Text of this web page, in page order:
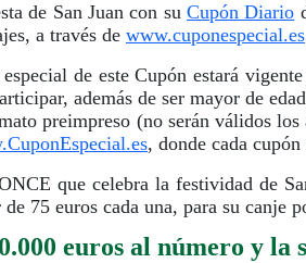
de San Juan con su Cupón Diario
a través de www.cuponespecial.es
de este Cupón estará
además de ser mayor de
preimpreso (no serán válidos
, donde cada
que celebra la festividad de
75 euros cada una, para su canje
euros al número y la